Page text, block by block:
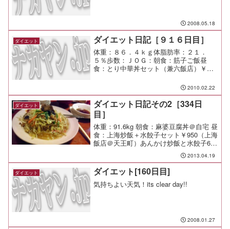
2008.05.18
ダイエット ダイエット日記［９１６日目］
体重：８６．４ｋｇ体脂肪率：２１．
５％歩数：ＪＯＧ：朝食：筋子ご飯昼
食：とり中華丼セット（兼六飯店）￥７
2010.02.22
ダイエット
ダイエット日記その2［334日
目］
体重：91.6kg 朝食：麻婆豆腐丼＠自宅 昼
食：上海炒飯＋水餃子セット￥950（上海
飯店＠天王町）あんかけ炒飯と水餃子6個
のセット。 ボリュームもしっかりした
美味しい一皿。 キタナシュラン？にも
出た店だってさ。 夕食： 間食： 運動：
Jo...
2013.04.19
ダイエット ダイエット[160日目]
気持ちよい天気！its clear day!!
2008.01.27